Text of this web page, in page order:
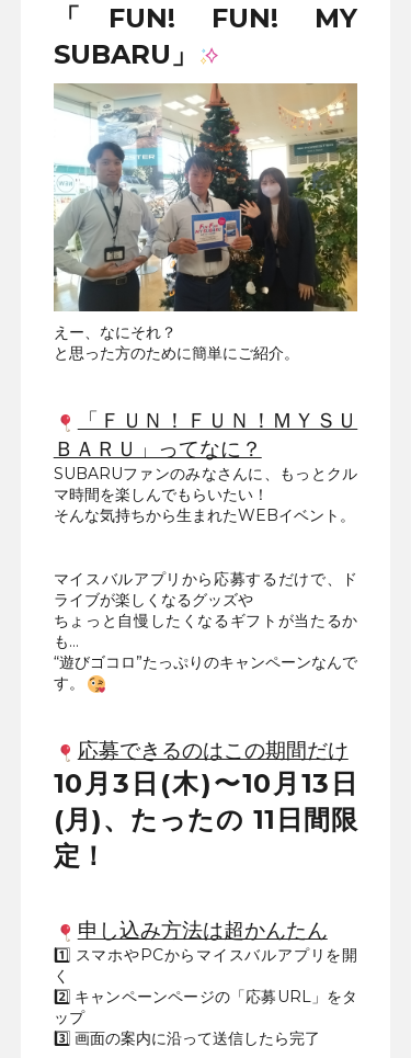
「FUN! FUN! MY
SUBARU」
えー、なにそれ？
と思った方のために簡単にご紹介。
「ＦＵＮ！ＦＵＮ！ＭＹＳＵ
ＢＡＲＵ」ってなに？
SUBARUファンのみなさんに、もっとクル
マ時間を楽しんでもらいたい！
そんな気持ちから生まれたWEBイベント。
マイスバルアプリから応募するだけで、ド
ライブが楽しくなるグッズや
ちょっと自慢したくなるギフトが当たるか
も…
“遊びゴコロ”たっぷりのキャンペーンなんで
す。
応募できるのはこの期間だけ
10月3日(木)〜10月13日
(月)、 たったの 11 日間限
定！
申し込み方法は超かんたん
1️⃣ スマホやPCからマイスバルアプリを開
く
2️⃣ キャンペーンページの「応募URL」をタ
ップ
3️⃣ 画面の案内に沿って送信したら完了